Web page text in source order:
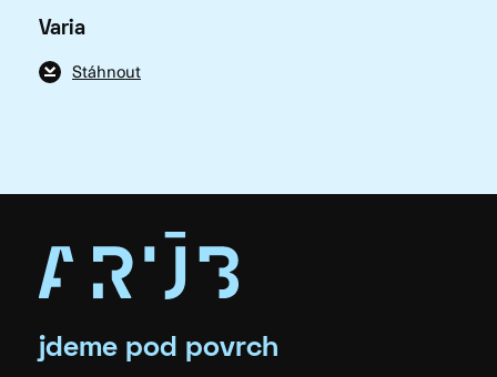
Varia
Stáhnout
jdeme pod povrch